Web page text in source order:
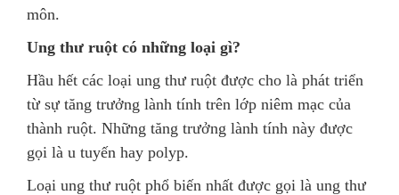
môn.
Ung thư ruột có những loại gì?
Hầu hết các loại ung thư ruột được cho là phát triển
từ sự tăng trưởng lành tính trên lớp niêm mạc của
thành ruột. Những tăng trưởng lành tính này được
gọi là u tuyến hay polyp.
Loại ung thư ruột phổ biến nhất được gọi là ung thư